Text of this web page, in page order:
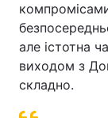
але істотна
виходом з
складно.